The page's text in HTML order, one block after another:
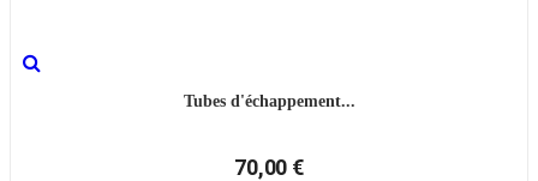
Tubes d'échappement...
70,00 €